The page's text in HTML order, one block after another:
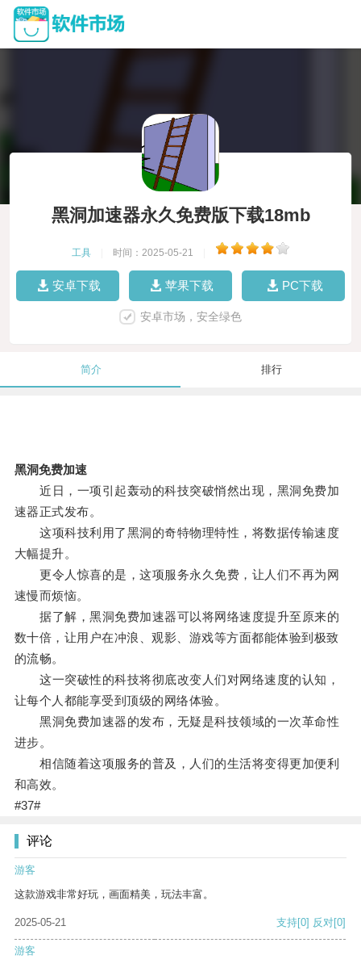
黑洞加速器永久免费版下载18mb
工具 时间：2025-05-21
安卓下载 苹果下载 PC下载
安卓市场，安全绿色
简介 排行
黑洞免费加速
近日，一项引起轰动的科技突破悄然出现，黑洞免费加
速器正式发布。
这项科技利用了黑洞的奇特物理特性，将数据传输速度
大幅提升。
更令人惊喜的是，这项服务永久免费，让人们不再为网
速慢而烦恼。
据了解，黑洞免费加速器可以将网络速度提升至原来的
数十倍，让用户在冲浪、观影、游戏等方面都能体验到极致
的流畅。
这一突破性的科技将彻底改变人们对网络速度的认知，
让每个人都能享受到顶级的网络体验。
黑洞免费加速器的发布，无疑是科技领域的一次革命性
进步。
相信随着这项服务的普及，人们的生活将变得更加便利
和高效。
#37#
评论
游客
这款游戏非常好玩，画面精美，玩法丰富。
2025-05-21 支持[0] 反对[0]
游客